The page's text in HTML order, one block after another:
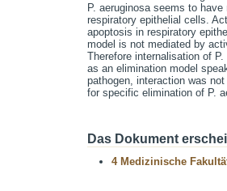
P. aeruginosa seems to
respiratory epithelial cells.
apoptosis in respiratory
model is not mediated by
Therefore internalisation of
as an elimination model
pathogen, interaction was
for specific elimination of P.
Das Dokument
4 Medizinische